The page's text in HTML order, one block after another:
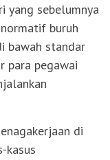
yang sebelumnya
buruh
bawah standar
para pegawai
di
kasus